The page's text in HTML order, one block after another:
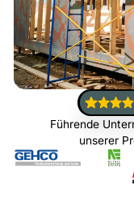
Führende
unserer